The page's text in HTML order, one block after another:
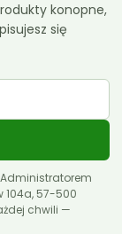
konopne,
się
104a, 57-500
chwili —